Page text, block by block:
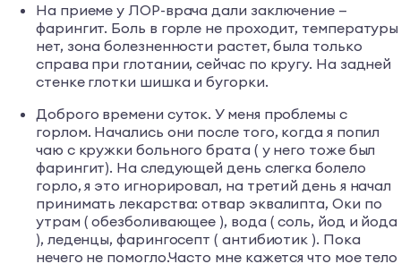
На приеме у ЛОР-врача дали заключение —
фарингит. Боль в горле не проходит, температуры
нет, зона болезненности растет, была только
справа при глотании, сейчас по кругу. На задней
стенке глотки шишка и бугорки.
Доброго времени суток. У меня проблемы с
горлом. Начались они после того, когда я попил
чаю с кружки больного брата ( у него тоже был
фарингит). На следующей день слегка болело
горло, я это игнорировал, на третий день я начал
принимать лекарства: отвар эквалипта, Оки по
утрам ( обезболивающее ), вода ( соль, йод и йода
), леденцы, фарингосепт ( антибиотик ). Пока
нечего не помогло.Часто мне кажется что мое тело